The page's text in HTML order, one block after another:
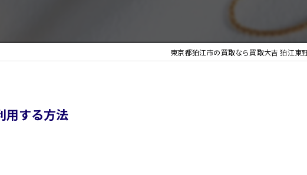
東京都狛江市の買取なら買取大吉 狛江東
用する方法